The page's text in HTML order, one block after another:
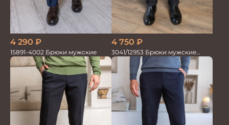
4 290 ₽
15891-4002 Брюки мужские
4 750 ₽
3041/12953 Брюки мужские
парламент